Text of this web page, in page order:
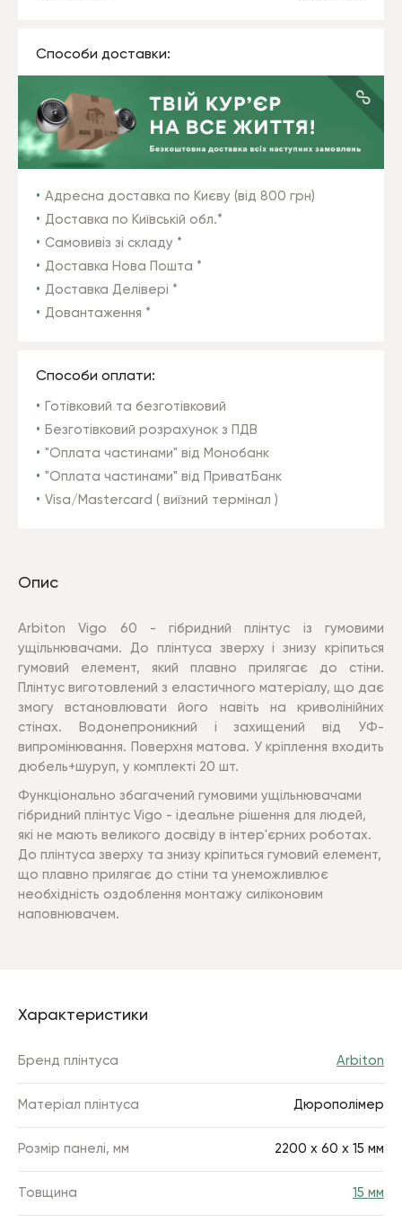
Способи доставки:
Адресна доставка по Києву (від 800 грн)
Доставка по Київській обл.*
Самовивіз зі складу *
Доставка Нова Пошта *
Доставка Делівері *
Довантаження *
Способи оплати:
Готівковий та безготівковий
Безготівковий розрахунок з ПДВ
"Оплата частинами" від Монобанк
"Оплата частинами" від ПриватБанк
Visa/Mastercard ( виїзний термінал )
Опис
Arbiton Vigo 60 - гібридний плінтус із гумовими
ущільнювачами. До плінтуса зверху і знизу кріпиться
гумовий елемент, який плавно прилягає до стіни.
Плінтус виготовлений з еластичного матеріалу, що дає
змогу встановлювати його навіть на криволінійних
стінах. Водонепроникний і захищений від УФ-
випромінювання. Поверхня матова. У кріплення входить
дюбель+шуруп, у комплекті 20 шт.
Функціонально збагачений гумовими ущільнювачами
гібридний плінтус Vigo - ідеальне рішення для людей,
які не мають великого досвіду в інтер'єрних роботах.
До плінтуса зверху та знизу кріпиться гумовий елемент,
що плавно прилягає до стіни та унеможливлює
необхідність оздоблення монтажу силіконовим
наповнювачем.
Характеристики
Бренд плінтуса Arbiton
Матеріал плінтуса Дюрополімер
Розмір панелі, мм 2200 х 60 х 15 мм
Товщина 15 мм